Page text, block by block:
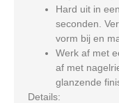
Hard uit in
seconden.
vorm bij en
Werk af met
af met
glanzende
Details: